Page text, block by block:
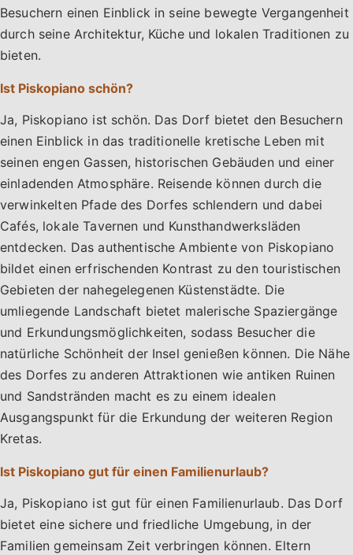
Besuchern einen Einblick in seine bewegte Vergangenheit
durch seine Architektur, Küche und lokalen Traditionen zu
bieten.
Ist Piskopiano schön?
Ja, Piskopiano ist schön. Das Dorf bietet den Besuchern
einen Einblick in das traditionelle kretische Leben mit
seinen engen Gassen, historischen Gebäuden und einer
einladenden Atmosphäre. Reisende können durch die
verwinkelten Pfade des Dorfes schlendern und dabei
Cafés, lokale Tavernen und Kunsthandwerksläden
entdecken. Das authentische Ambiente von Piskopiano
bildet einen erfrischenden Kontrast zu den touristischen
Gebieten der nahegelegenen Küstenstädte. Die
umliegende Landschaft bietet malerische Spaziergänge
und Erkundungsmöglichkeiten, sodass Besucher die
natürliche Schönheit der Insel genießen können. Die Nähe
des Dorfes zu anderen Attraktionen wie antiken Ruinen
und Sandstränden macht es zu einem idealen
Ausgangspunkt für die Erkundung der weiteren Region
Kretas.
Ist Piskopiano gut für einen Familienurlaub?
Ja, Piskopiano ist gut für einen Familienurlaub. Das Dorf
bietet eine sichere und friedliche Umgebung, in der
Familien gemeinsam Zeit verbringen können. Eltern